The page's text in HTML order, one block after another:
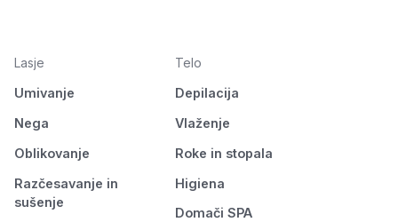
Lasje
Umivanje
Nega
Oblikovanje
Razčesavanje in
sušenje
Telo
Depilacija
Vlaženje
Roke in stopala
Higiena
Domači SPA